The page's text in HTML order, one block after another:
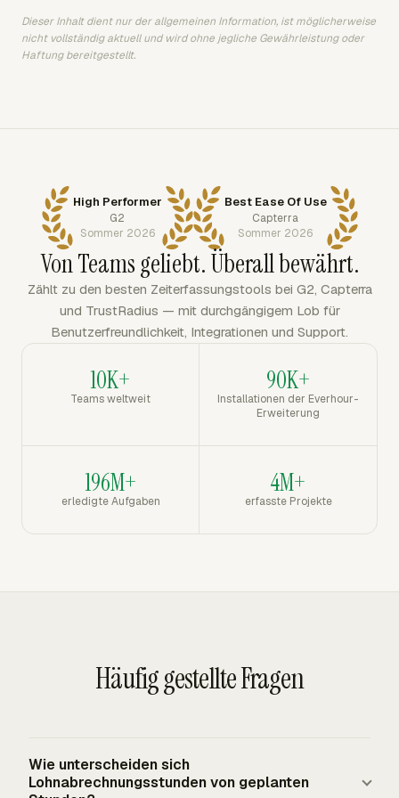
Dieser Inhalt dient nur der allgemeinen Information, ist möglicherweise
nicht vollständig aktuell und wird ohne jegliche Gewährleistung oder
Haftung bereitgestellt.
High Performer
G2
Sommer 2026
Best Ease Of Use
Capterra
Sommer 2026
Von Teams geliebt. Überall bewährt.
Zählt zu den besten Zeiterfassungstools bei G2, Capterra
und TrustRadius — mit durchgängigem Lob für
Benutzerfreundlichkeit, Integrationen und Support.
10K+
Teams weltweit
90K+
Installationen der Everhour-
Erweiterung
196M+
erledigte Aufgaben
4M+
erfasste Projekte
Häufig gestellte Fragen
Wie unterscheiden sich
Lohnabrechnungsstunden von geplanten